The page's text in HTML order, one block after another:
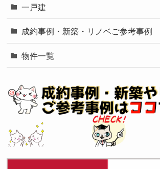
一戸建
成約事例・新築・リノベご参考事例
物件一覧